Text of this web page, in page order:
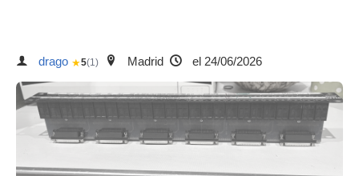
drago ★5(1) Madrid el 24/06/2026